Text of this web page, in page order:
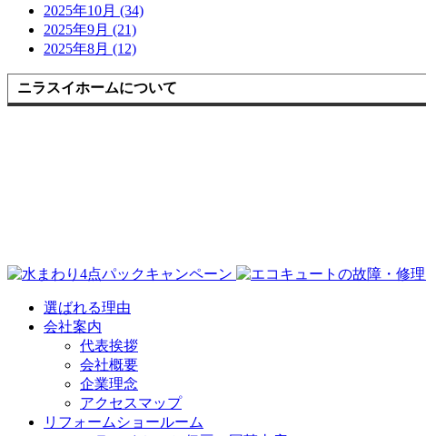
2025年10月 (34)
2025年9月 (21)
2025年8月 (12)
ニラスイホームについて
選ばれる理由
会社案内
代表挨拶
会社概要
企業理念
アクセスマップ
リフォームショールーム